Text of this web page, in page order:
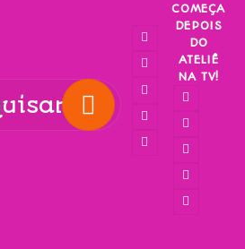
COMEÇA
DEPOIS
DO
ATELIÊ
NA TV!